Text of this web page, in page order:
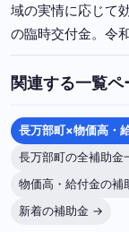
域の実情に応じて
の臨時交付金。令
関連する一覧ペ
長万部町×物価高・
長万部町の全補助
物価高・給付金の
新着の補助金 →